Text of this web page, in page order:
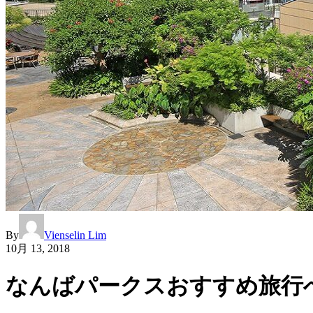
By
Vienselin Lim
10月 13, 2018
なんばパークスおすすめ旅行